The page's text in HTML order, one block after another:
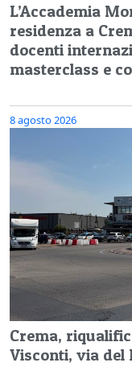
L’Accademia
residenza a
docenti
masterclass e
8 agosto 2026
Crema,
Visconti, via del